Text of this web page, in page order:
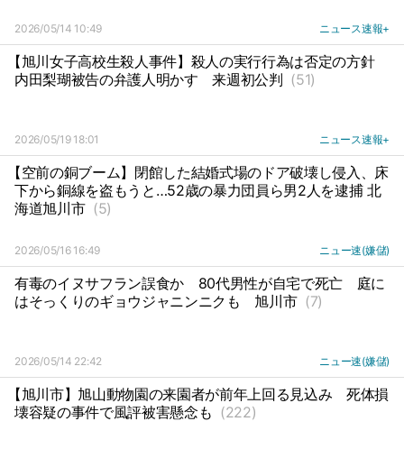
2026/05/14 10:49 ニュース速報+
【旭川女子高校生殺人事件】殺人の実行行為は否定の方針
内田梨瑚被告の弁護人明かす
来週初公判 (51)
2026/05/19 18:01 ニュース速報+
【空前の銅ブーム】閉館した結婚式場のドア破壊し侵入、床
下から銅線を盗もうと…52歳の暴力団員ら男2人を逮捕 北
海道旭川市 (5)
2026/05/16 16:49 ニュー速(嫌儲)
有毒のイヌサフラン誤食か 80代男性が自宅で死亡
庭に
はそっくりのギョウジャニンニクも
旭川市 (7)
2026/05/14 22:42 ニュー速(嫌儲)
【旭川市】旭山動物園の来園者が前年上回る見込み
死体損
壊容疑の事件で風評被害懸念も (222)